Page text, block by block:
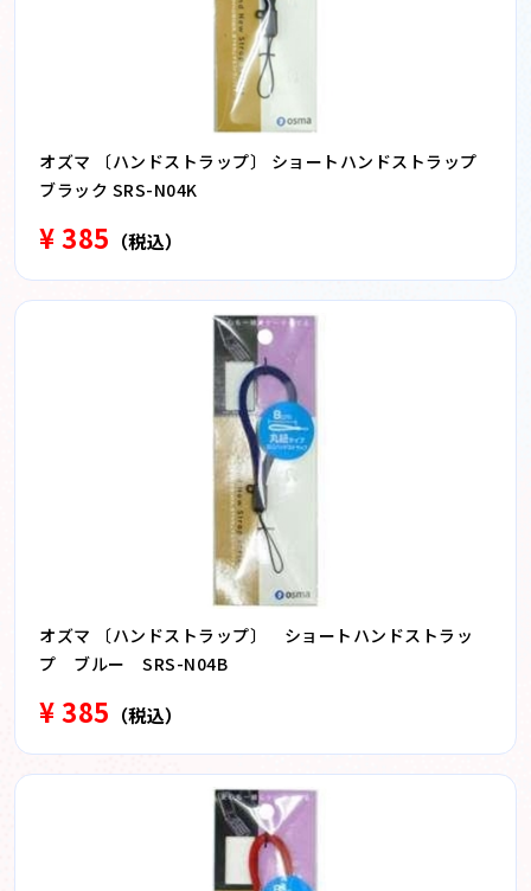
オズマ 〔ハンドストラップ〕 ショートハンドストラップ
ブラック SRS-N04K
¥ 385 （税込）
オズマ 〔ハンドストラップ〕 ショートハンドストラッ
プ ブルー SRS-N04B
¥ 385 （税込）